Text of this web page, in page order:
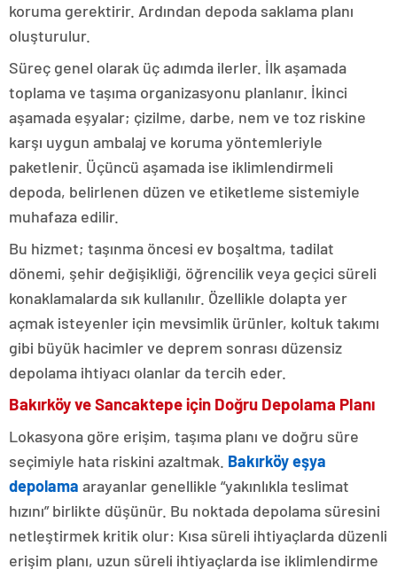
koruma gerektirir. Ardından depoda saklama planı
oluşturulur.
Süreç genel olarak üç adımda ilerler. İlk aşamada
toplama ve taşıma organizasyonu planlanır. İkinci
aşamada eşyalar; çizilme, darbe, nem ve toz riskine
karşı uygun ambalaj ve koruma yöntemleriyle
paketlenir. Üçüncü aşamada ise iklimlendirmeli
depoda, belirlenen düzen ve etiketleme sistemiyle
muhafaza edilir.
Bu hizmet; taşınma öncesi ev boşaltma, tadilat
dönemi, şehir değişikliği, öğrencilik veya geçici süreli
konaklamalarda sık kullanılır. Özellikle dolapta yer
açmak isteyenler için mevsimlik ürünler, koltuk takımı
gibi büyük hacimler ve deprem sonrası düzensiz
depolama ihtiyacı olanlar da tercih eder.
Bakırköy ve Sancaktepe için Doğru Depolama Planı
Lokasyona göre erişim, taşıma planı ve doğru süre
seçimiyle hata riskini azaltmak. Bakırköy eşya
depolama arayanlar genellikle “yakınlıkla teslimat
hızını” birlikte düşünür. Bu noktada depolama süresini
netleştirmek kritik olur: Kısa süreli ihtiyaçlarda düzenli
erişim planı, uzun süreli ihtiyaçlarda ise iklimlendirme